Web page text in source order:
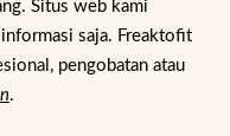
Situs web kami
saja. Freaktofit
pengobatan atau
.